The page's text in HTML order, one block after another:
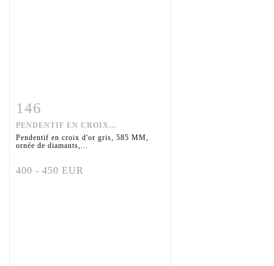
Fiche détaillée
146
PENDENTIF EN CROIX...
Pendentif en croix d'or gris, 585 MM,
ornée de diamants,...
400 - 450 EUR